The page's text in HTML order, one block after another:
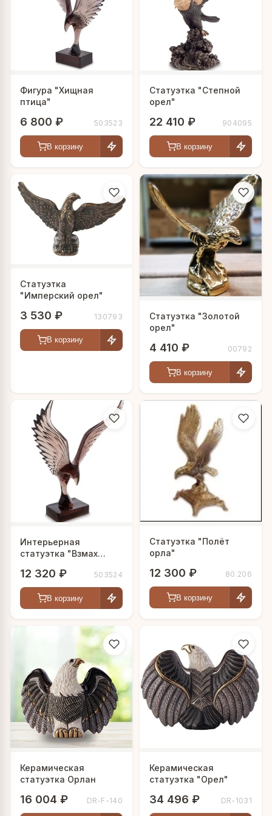
Фигура "Хищная
птица"
6 800 ₽ 503523
В корзину
Статуэтка "Степной
орел"
22 410 ₽ 904095
В корзину
Статуэтка
"Имперский орел"
3 530 ₽ 130793
В корзину
Статуэтка "Золотой
орел"
4 410 ₽ 00792
В корзину
Интерьерная
статуэтка "Взмах
12 320 ₽ 503524
В корзину
Статуэтка "Полёт
орла"
12 300 ₽ 80.206
В корзину
Керамическая
статуэтка Орлан
16 004 ₽ DR-F-140
Керамическая
статуэтка "Орел"
34 496 ₽ DR-1031